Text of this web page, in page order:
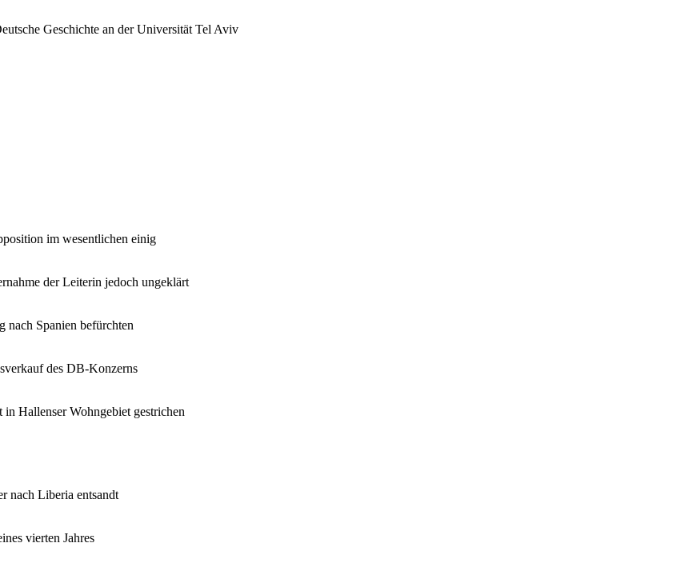
Geschichte an der Universität Tel Aviv
im wesentlichen einig
der Leiterin jedoch ungeklärt
nach Spanien befürchten
des DB-Konzerns
Hallenser Wohngebiet gestrichen
nach Liberia entsandt
vierten Jahres